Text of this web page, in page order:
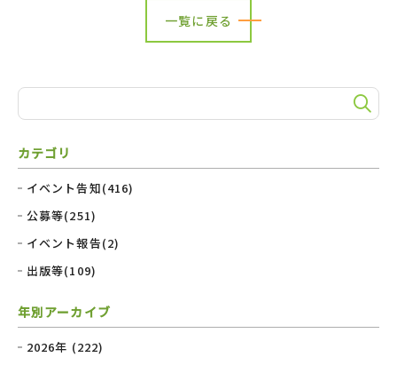
一覧に戻る
カテゴリ
イベント告知(416)
公募等(251)
イベント報告(2)
出版等(109)
年別アーカイブ
2026年 (222)